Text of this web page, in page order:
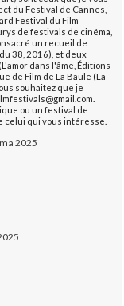
du Festival de Cannes,
Festival du Film
de festivals de cinéma,
un recueil de
38, 2016), et deux
dans l'âme, Éditions
de Film de La Baule (La
souhaitez que je
ou un festival de
celui qui vous intéresse.
2025